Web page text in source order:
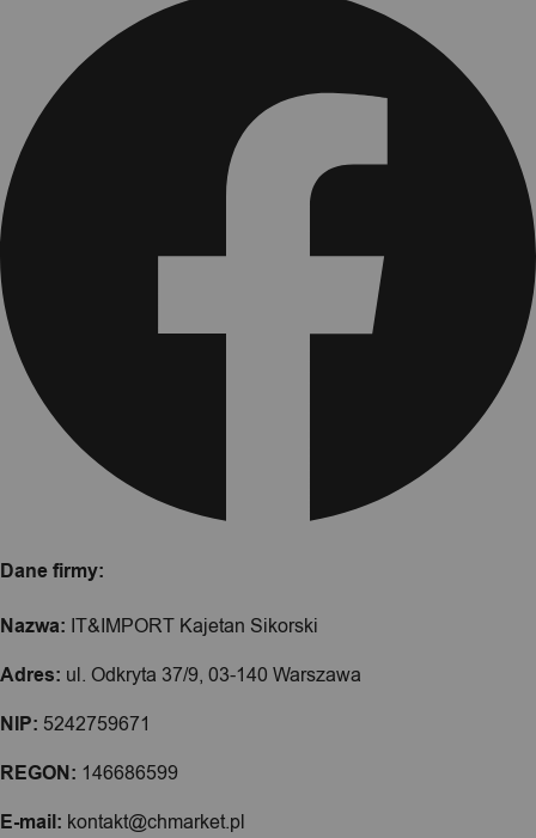
Dane firmy:
Nazwa: IT&IMPORT Kajetan Sikorski
Adres: ul. Odkryta 37/9, 03-140 Warszawa
NIP: 5242759671
REGON: 146686599
E-mail: kontakt@chmarket.pl